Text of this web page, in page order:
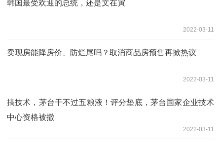
韩国最受欢迎的总统，还是文在寅
2022-03-11
卖现房能降房价、防烂尾吗？取消商品房预售再掀热议
2022-03-11
搞技术，茅台干不过五粮液！评分垫底，茅台国家企业技术
中心资格被撤
2022-03-11